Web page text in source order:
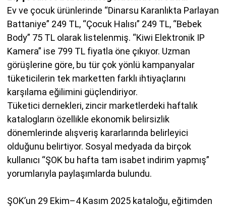
Ev ve çocuk ürünlerinde “Dinarsu Karanlıkta Parlayan
Battaniye” 249 TL, “Çocuk Halısı” 249 TL, “Bebek
Body” 75 TL olarak listelenmiş. “Kiwi Elektronik IP
Kamera” ise 799 TL fiyatla öne çıkıyor. Uzman
görüşlerine göre, bu tür çok yönlü kampanyalar
tüketicilerin tek marketten farklı ihtiyaçlarını
karşılama eğilimini güçlendiriyor.
Tüketici dernekleri, zincir marketlerdeki haftalık
katalogların özellikle ekonomik belirsizlik
dönemlerinde alışveriş kararlarında belirleyici
olduğunu belirtiyor. Sosyal medyada da birçok
kullanıcı “ŞOK bu hafta tam isabet indirim yapmış”
yorumlarıyla paylaşımlarda bulundu.
ŞOK’un 29 Ekim–4 Kasım 2025 kataloğu, eğitimden